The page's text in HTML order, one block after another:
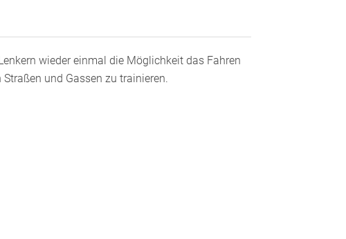
wieder einmal die Möglichkeit das Fahren
und Gassen zu trainieren.